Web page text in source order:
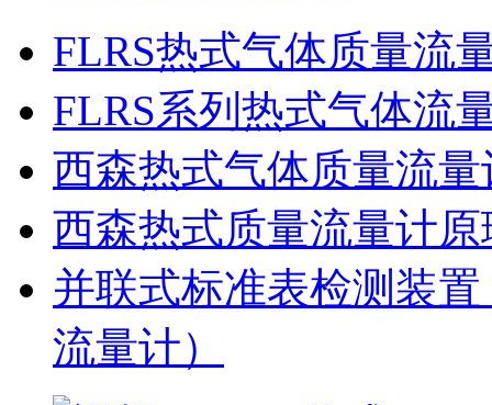
FLRS热式气体质量流
FLRS系列热式气体流
西森热式气体质量流
西森热式质量流量计
并联式标准表检测装
流量计）